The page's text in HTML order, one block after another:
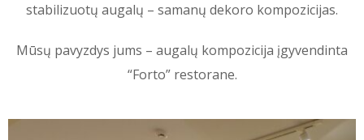
stabilizuotų augalų – samanų dekoro kompozicijas.
Mūsų pavyzdys jums – augalų kompozicija įgyvendinta
“Forto” restorane.